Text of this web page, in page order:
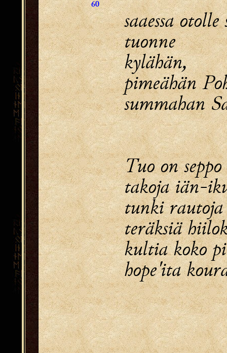
60
saaessa
tuonne
kylähän,
pimeähän
summahan
Tuo on
takoja iän-
tunki rautoja
teräksiä
kultia koko
hope'ita